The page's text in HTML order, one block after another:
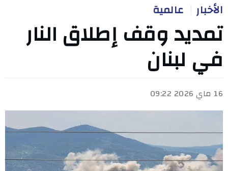
الأخبار عالمية
تمديد وقف إطلاق النار
في لبنان
16 ماي 2026 09:22